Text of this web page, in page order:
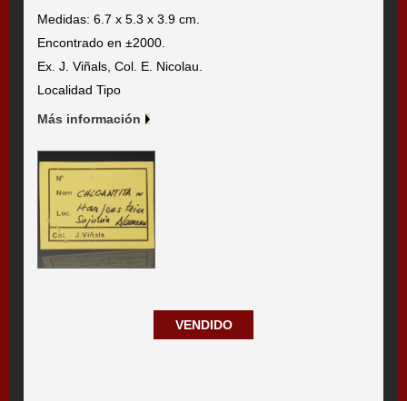
Medidas: 6.7 x 5.3 x 3.9 cm.
Encontrado en ±2000.
Ex. J. Viñals, Col. E. Nicolau.
Localidad Tipo
Más información
VENDIDO